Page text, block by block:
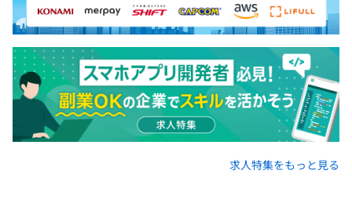
求人特集をもっと見る